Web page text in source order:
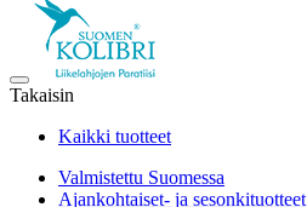
Takaisin
Kaikki tuotteet
Valmistettu Suomessa
Ajankohtaiset- ja sesonkituotteet